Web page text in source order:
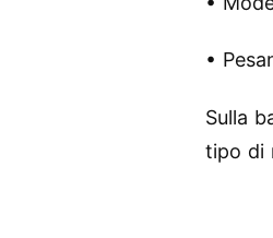
•
Sulla
tipo di